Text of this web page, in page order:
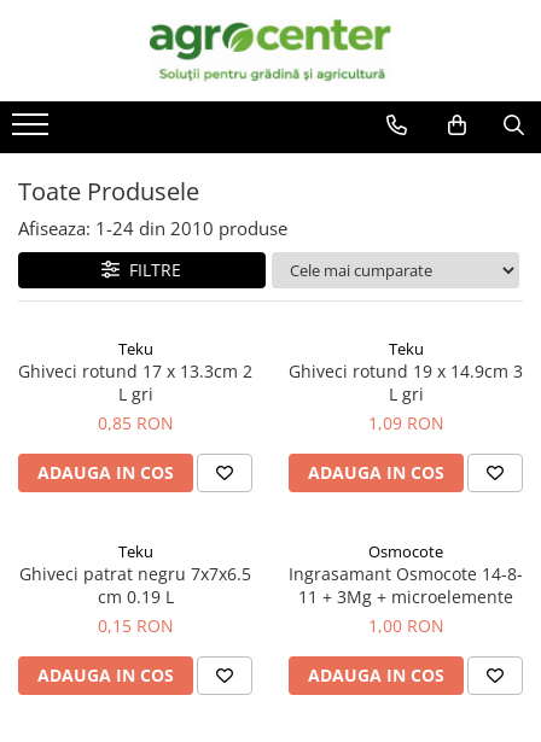
Toate Produsele
Seminte de legume
Ardei
Broccoli
Castraveti
Dovlecel
Mazare
Pepene galben
Porumb dulce
Spanac
Ingrasaminte
Irigatii
Plante furajere
Turba
Toate Produsele
Afiseaza: 1-24 din 2010 produse
FILTRE
Teku
Ghiveci rotund 17 x 13.3cm 2
L gri
0,85 RON
ADAUGA IN COS
Teku
Ghiveci rotund 19 x 14.9cm 3
L gri
1,09 RON
ADAUGA IN COS
Teku
Ghiveci patrat negru 7x7x6.5
cm 0.19 L
0,15 RON
ADAUGA IN COS
Osmocote
Ingrasamant Osmocote 14-8-
11 + 3Mg + microelemente
1,00 RON
ADAUGA IN COS